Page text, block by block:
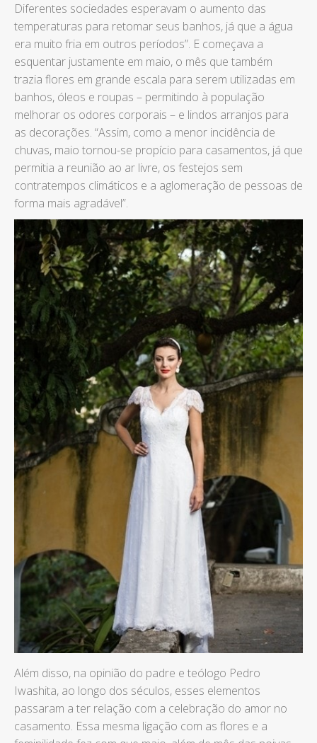
Diferentes sociedades esperavam o aumento das
temperaturas para retomar seus banhos, já que a água
era muito fria em outros períodos”. E começava a
esquentar justamente em maio, o mês que também
trazia flores em grande escala para serem utilizadas em
banhos, óleos e roupas – permitindo à população
melhorar os odores corporais – e lindos arranjos para
as decorações. “Assim, como a menor incidência de
chuvas, maio tornou-se propício para casamentos, já que
permitia a reunião ao ar livre, os festejos sem
contratempos climáticos e a aglomeração de pessoas de
forma mais agradável”.
Além disso, na opinião do padre e teólogo Pedro
Iwashita, ao longo dos séculos, esses elementos
passaram a ter relação com a celebração do amor no
casamento. Essa mesma ligação com as flores e a